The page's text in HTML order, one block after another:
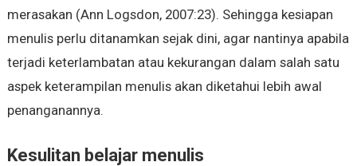
merasakan (Ann Logsdon, 2007:23). Sehingga kesiapan
menulis perlu ditanamkan sejak dini, agar nantinya apabila
terjadi keterlambatan atau kekurangan dalam salah satu
aspek keterampilan menulis akan diketahui lebih awal
penanganannya.
Kesulitan belajar menulis